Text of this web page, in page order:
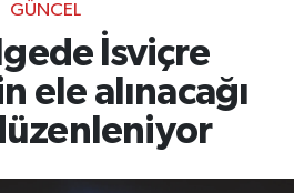
GÜNCEL
İsviçre
ele alınacağı